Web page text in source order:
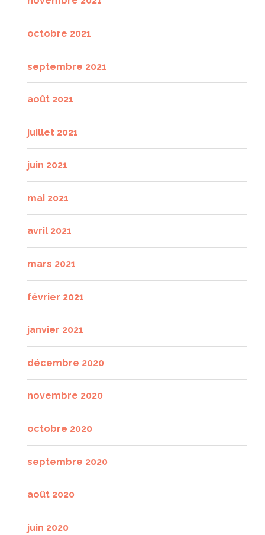
octobre 2021
septembre 2021
août 2021
juillet 2021
juin 2021
mai 2021
avril 2021
mars 2021
février 2021
janvier 2021
décembre 2020
novembre 2020
octobre 2020
septembre 2020
août 2020
juin 2020